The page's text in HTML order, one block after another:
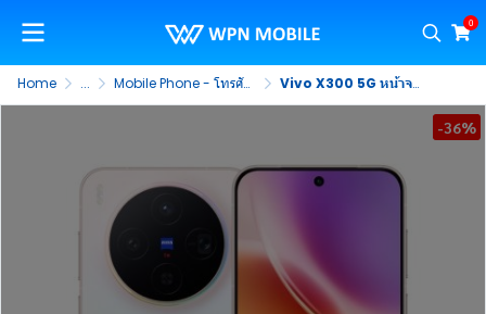
0
Home ... Mobile Phone - โทรศัพท์มือถือ Vivo X300 5G หน้าจอ 6.31 นิ้ว HDR 10+ อัตรา Refresh Rate 120Hz แบตเตอรี่ 6,040 mAh
-36%